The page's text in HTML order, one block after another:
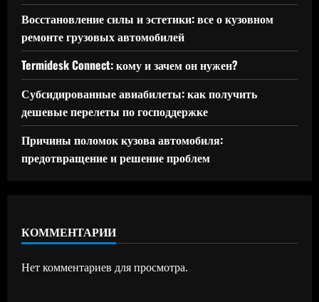
Восстановление силы и эстетики: все о кузовном
ремонте грузовых автомобилей
Termidesk Connect: кому и зачем он нужен?
Субсидированные авиабилеты: как получить
дешевые перелеты по господдержке
Причины поломок кузова автомобиля:
предотвращение и решение проблем
КОММЕНТАРИИ
Нет комментариев для просмотра.